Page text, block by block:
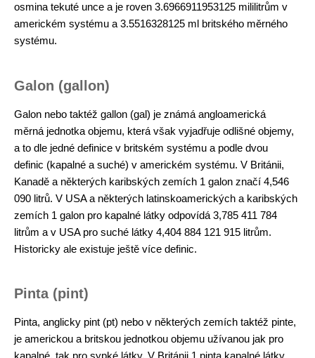
osmina tekuté unce a je roven 3.6966911953125 mililitrům v
americkém systému a 3.5516328125 ml britského měrného
systému.
Galon (gallon)
Galon nebo taktéž gallon (gal) je známá angloamerická
měrná jednotka objemu, která však vyjadřuje odlišné objemy,
a to dle jedné definice v britském systému a podle dvou
definic (kapalné a suché) v americkém systému. V Británii,
Kanadě a některých karibských zemích 1 galon značí 4,546
090 litrů. V USA a některých latinskoamerických a karibských
zemích 1 galon pro kapalné látky odpovídá 3,785 411 784
litrům a v USA pro suché látky 4,404 884 121 915 litrům.
Historicky ale existuje ještě více definic.
Pinta (pint)
Pinta, anglicky pint (pt) nebo v některých zemích taktéž pinte,
je americkou a britskou jednotkou objemu užívanou jak pro
kapalné, tak pro sypké látky. V Británii 1 pinta kapalné látky